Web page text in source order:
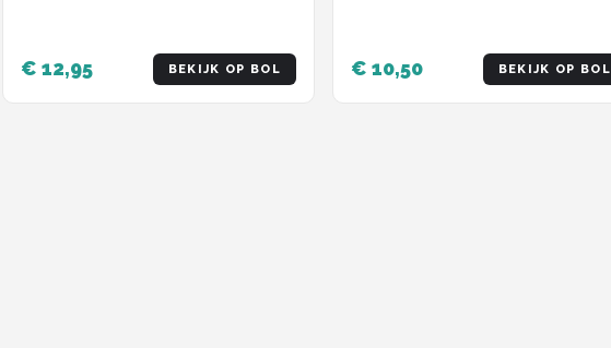
€ 12,95 BEKIJK OP BOL € 10,50 BEKIJK OP BOL